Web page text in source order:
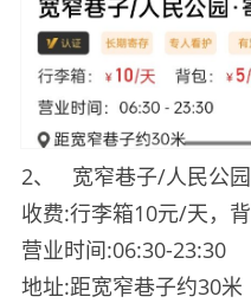
2、 宽窄巷子/人民公园
收费:行李箱10元/天，
营业时间:06:30-23:30
地址:距宽窄巷子约30